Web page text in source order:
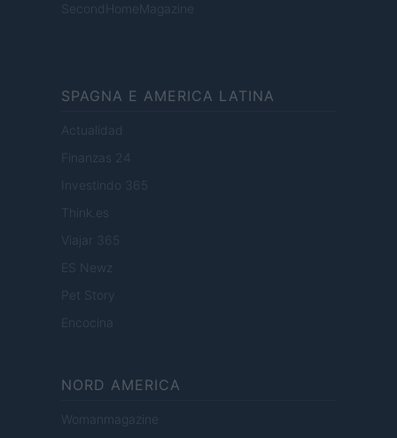
SecondHomeMagazine
SPAGNA E AMERICA LATINA
Actualidad
Finanzas 24
Investindo 365
Think.es
Viajar 365
ES Newz
Pet Story
Encocina
NORD AMERICA
Womanmagazine